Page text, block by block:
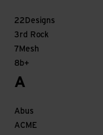
22Designs
3rd Rock
7Mesh
8b+
A
Abus
ACME